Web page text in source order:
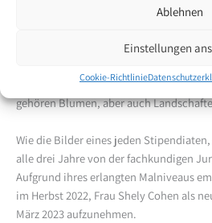
Ablehnen
Einstellungen
Cookie-Richtlinie
studierte sie die Realisation und
Shely Cohen malt mit Ölfarben. Zu
gehören Blumen, aber auch
Wie die Bilder eines jeden
alle drei Jahre von der fachkundigen
Aufgrund ihres erlangten Malniveaus
im Herbst 2022, Frau Shely Cohen als
März 2023 aufzunehmen.